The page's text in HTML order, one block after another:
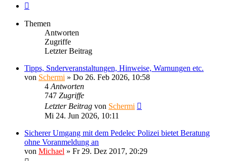
Themen
Antworten
Zugriffe
Letzter Beitrag
Tipps, Snderveranstaltungen, Hinweise, Warnungen etc.
von Schermi » Do 26. Feb 2026, 10:58
4 Antworten
747 Zugriffe
Letzter Beitrag von Schermi
Mi 24. Jun 2026, 10:11
Sicherer Umgang mit dem Pedelec Polizei bietet Beratung
ohne Voranmeldung an
von Michael » Fr 29. Dez 2017, 20:29